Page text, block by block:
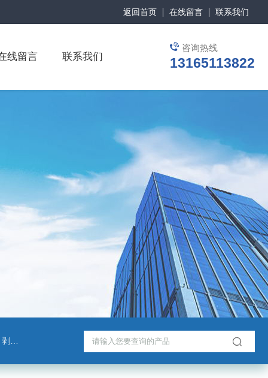
返回首页 在线留言 联系我们
咨询热线
13165113822
线留言 联系我们
仪